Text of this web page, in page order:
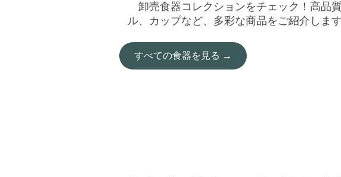
卸売食器コレクションをチェック！高品
ル、カップなど、多彩な商品をご紹介しま
すべての食器を見る →